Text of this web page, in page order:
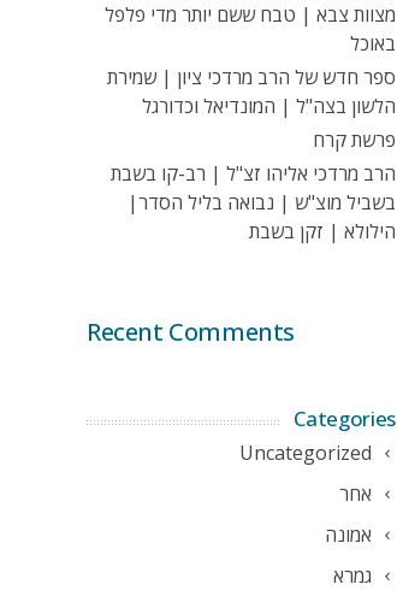
מצוות צבא | טבח ששם יותר מדי פלפל
באוכל
ספר חדש של הרב מרדכי ציון | שמירת
הלשון בצה"ל | המונדיאל וכדורגל
פרשת קרח
הרב מרדכי אליהו זצ"ל | רב-קו בשבת
בשביל מוצ"ש | נבואה בליל הסדר|
הילולא | זקן בשבת
Recent Comments
Categories
Uncategorized
אחר
אמונה
גמרא